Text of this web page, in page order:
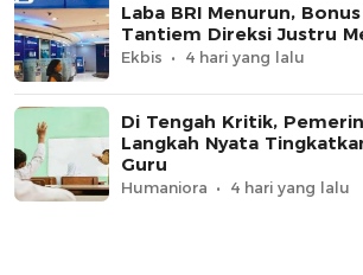
Laba BRI Menurun,
Tantiem Direksi Justru
Ekbis 4 hari yang lalu
Di Tengah Kritik,
Langkah Nyata
Guru
Humaniora 4 hari yang lalu